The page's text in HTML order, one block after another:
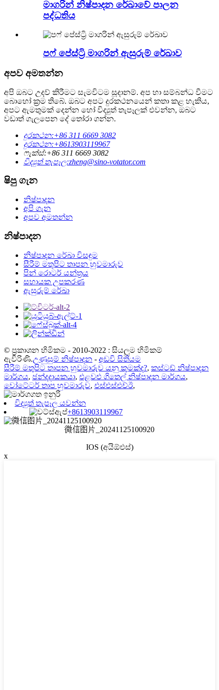
මාගරින් නිෂ්පාදන රේඛාවේ පාලන
පද්ධතිය
පෆ් පේස්ට්‍රි මාගරින් ඇසුරුම් රේඛාව
අපව අමතන්න
අපි ඔබට උදව් කිරීමට සැමවිටම සූදානම්. අප හා සම්බන්ධ වීමට
බොහෝ ක්‍රම තිබේ. ඔබට අපට දුරකථනයෙන් කතා කළ හැකිය,
අපට ඇමතුමක් දෙන්න හෝ විද්‍යුත් තැපෑලක් එවන්න, ඔබට
වඩාත් ගැලපෙන දේ තෝරා ගන්න.
දුරකථන:+86 311 6669 3082
දුරකථන:+8613903119967
ෆැක්ස්:+86 311 6669 3082
විද්‍යුත් තැපෑල:zheng@sino-votator.com
ෂිපු ගැන
නිෂ්පාදන
අපි ගැන
අපව අමතන්න
නිෂ්පාදන
නිෂ්පාදන රේඛා විසඳුම
සීරීම් මතුපිට තාපන හුවමාරුව
පින් රොටර් යන්ත්‍රය
සහායක උපකරණ
ඇසුරුම් රේඛා
© ප්‍රකාශන හිමිකම - 2010-2022 : සියලුම හිමිකම්
ඇවිරිණි.උණුසුම් නිෂ්පාදන - අඩවි සිතියම
සීරීම් මතුපිට තාපන හුවමාරුව යනු කුමක්ද?, කස්ටඩ් නිෂ්පාදන
මාර්ගය, ඡන්දදායකයා, එළවළු ගිතෙල් නිෂ්පාදන මාර්ගය,
වෝටේටර් තාප හුවමාරුව, එස්එස්එච්ඊ,
විද්‍යුත් තැපෑල යවන්න
+8613903119967
微信图片_20241125100920
IOS (අයිඕඑස්)
x